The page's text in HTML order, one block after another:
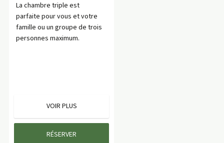
La chambre triple est
parfaite pour vous et votre
famille ou un groupe de trois
personnes maximum.
VOIR PLUS
RÉSERVER